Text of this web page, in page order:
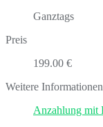
Ganztags
Preis
199.00 €
Weitere Informationen
Anzahlung mit